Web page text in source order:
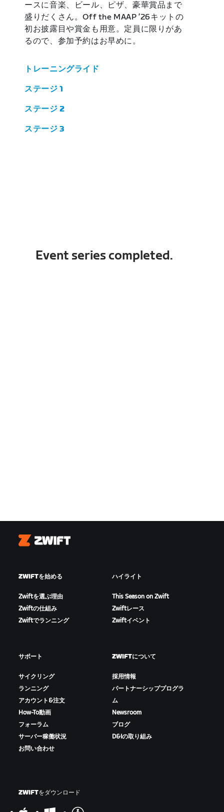
ースに音楽、ビール、ピザ、豪華賞品まで
盛りだくさん。Off the MAAP ’26キットの
初お披露目や賞金も用意。定員に限りがあ
るので、参加予約はお早めに。
トレーニングライド
ステージ 1
ステージ 2
ステージ 3
Event series completed.
Zwift
ZWIFTを始める
Zwiftを選ぶ理由
Zwiftの仕組み
Zwiftでランニング
ハイライト
This Season on Zwift
Zwiftレース
Zwiftイベント
サポート
サイクリング
ランニング
アカウント&注文
How-To動画
フォーラム
サーバー稼働状況
お問い合わせ
ZWIFTについて
採用情報
パートナーシッププログラ
ム
Newsroom
ブログ
D&Iの取り組み
ZWIFTをダウンロード